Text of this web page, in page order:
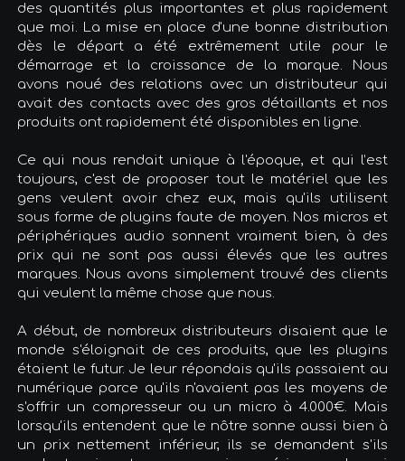
des quantités plus importantes et plus rapidement
que moi. La mise en place d'une bonne distribution
dès le départ a été extrêmement utile pour le
démarrage et la croissance de la marque. Nous
avons noué des relations avec un distributeur qui
avait des contacts avec des gros détaillants et nos
produits ont rapidement été disponibles en ligne.
Ce qui nous rendait unique à l'époque, et qui l’est
toujours, c'est de proposer tout le matériel que les
gens veulent avoir chez eux, mais qu'ils utilisent
sous forme de plugins faute de moyen. Nos micros et
périphériques audio sonnent vraiment bien, à des
prix qui ne sont pas aussi élevés que les autres
marques. Nous avons simplement trouvé des clients
qui veulent la même chose que nous.
A début, de nombreux distributeurs disaient que le
monde s'éloignait de ces produits, que les plugins
étaient le futur. Je leur répondais qu'ils passaient au
numérique parce qu'ils n'avaient pas les moyens de
s'offrir un compresseur ou un micro à 4.000€. Mais
lorsqu'ils entendent que le nôtre sonne aussi bien à
un prix nettement inférieur, ils se demandent s'ils